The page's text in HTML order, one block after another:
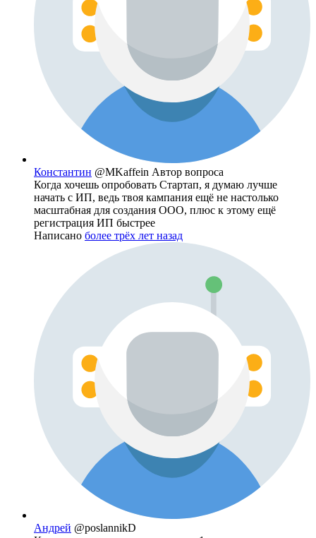
Константин @MKaffein Автор вопроса
Когда хочешь опробовать Стартап, я думаю лучше
начать с ИП, ведь твоя кампания ещё не настолько
масштабная для создания ООО, плюс к этому ещё
регистрация ИП быстрее
Написано более трёх лет назад
Андрей @poslannikD